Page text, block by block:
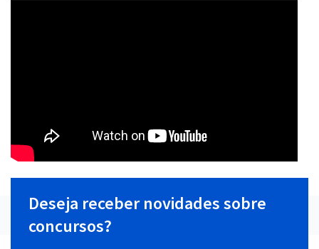
Deseja receber novidades sobre
concursos?